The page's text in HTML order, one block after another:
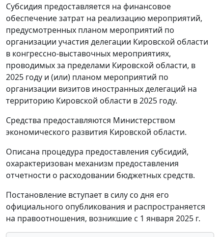
Субсидия предоставляется на финансовое
обеспечение затрат на реализацию мероприятий,
предусмотренных планом мероприятий по
организации участия делегации Кировской области
в конгрессно-выставочных мероприятиях,
проводимых за пределами Кировской области, в
2025 году и (или) планом мероприятий по
организации визитов иностранных делегаций на
территорию Кировской области в 2025 году.
Средства предоставляются Министерством
экономического развития Кировской области.
Описана процедура предоставления субсидий,
охарактеризован механизм предоставления
отчетности о расходовании бюджетных средств.
Постановление вступает в силу со дня его
официального опубликования и распространяется
на правоотношения, возникшие с 1 января 2025 г.